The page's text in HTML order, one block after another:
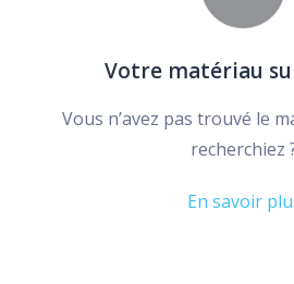
Votre matériau
Vous n’avez pas trouvé le
recherchiez
En savoir